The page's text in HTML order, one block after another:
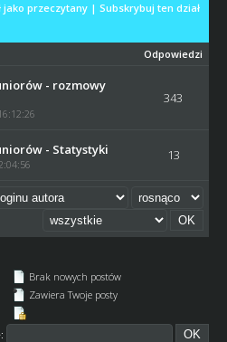
jako przeczytany| Subskrybuj ten dział
Odpowiedzi
- rozmowy
343
- Statystyki 13
Brak nowych postów
Zawiera Twoje posty